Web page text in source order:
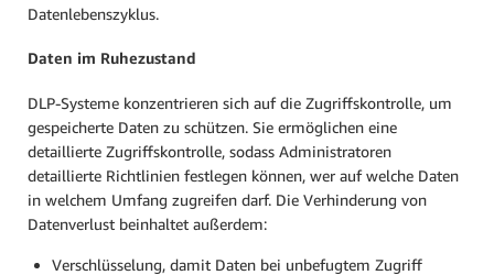
Datenlebenszyklus.
Daten im Ruhezustand
DLP-Systeme konzentrieren sich auf die Zugriffskontrolle, um
gespeicherte Daten zu schützen. Sie ermöglichen eine
detaillierte Zugriffskontrolle, sodass Administratoren
detaillierte Richtlinien festlegen können, wer auf welche Daten
in welchem Umfang zugreifen darf. Die Verhinderung von
Datenverlust beinhaltet außerdem:
Verschlüsselung, damit Daten bei unbefugtem Zugriff